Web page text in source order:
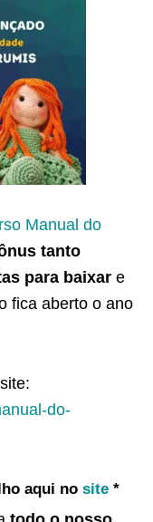
Manual do
tanto
para baixar e
fica aberto o ano
do-
aqui no site *